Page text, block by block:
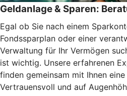
Geldanlage & Sparen:
Egal ob Sie nach einem
Fondssparplan oder einer
Verwaltung für Ihr Vermögen
ist wichtig. Unsere erfahrenen
finden gemeinsam mit Ihnen
Vertrauensvoll und auf